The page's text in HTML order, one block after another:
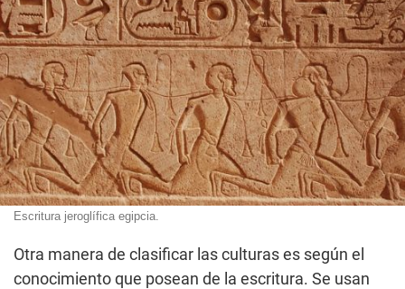
Escritura jeroglífica egipcia.
Otra manera de clasificar las culturas es según el
conocimiento que posean de la escritura. Se usan